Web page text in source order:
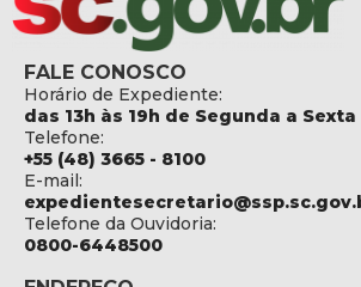
FALE CONOSCO
Horário de Expediente:
das 13h às 19h de Segunda a Sexta
Telefone:
+55 (48) 3665 - 8100
E-mail:
Telefone da Ouvidoria:
0800-6448500